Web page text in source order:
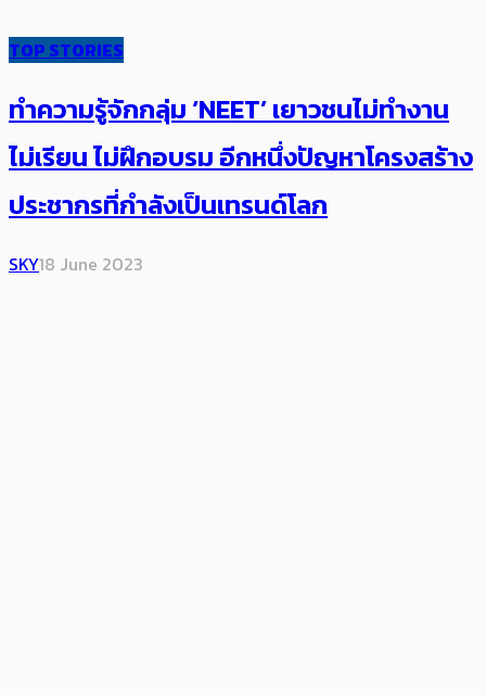
TOP STORIES
ทำความรู้จักกลุ่ม ‘NEET’ เยาวชนไม่ทำงาน
ไม่เรียน ไม่ฝึกอบรม อีกหนึ่งปัญหาโครงสร้าง
ประชากรที่กำลังเป็นเทรนด์โลก
SKY18 June 2023